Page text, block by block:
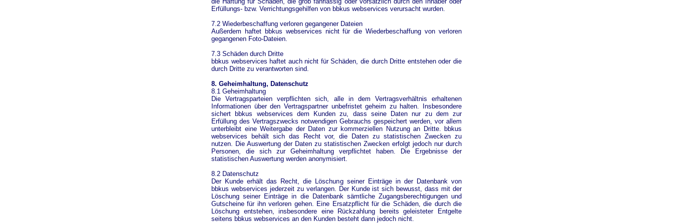
Erfüllungs- bzw. Verrichtungsgehilfen von bbkus webservices verursacht wurden.
7.2 Wiederbeschaffung verloren gegangener Dateien
Außerdem haftet bbkus webservices nicht für die Wiederbeschaffung von verloren
gegangenen Foto-Dateien.
7.3 Schäden durch Dritte
bbkus webservices haftet auch nicht für Schäden, die durch Dritte entstehen oder die
durch Dritte zu verantworten sind.
8. Geheimhaltung, Datenschutz
8.1 Geheimhaltung
Die Vertragsparteien verpflichten sich, alle in dem Vertragsverhältnis erhaltenen
Informationen über den Vertragspartner unbefristet geheim zu halten. Insbesondere
sichert bbkus webservices dem Kunden zu, dass seine Daten nur zu dem zur
Erfüllung des Vertragszwecks notwendigen Gebrauchs gespeichert werden, vor allem
unterbleibt eine Weitergabe der Daten zur kommerziellen Nutzung an Dritte. bbkus
webservices behält sich das Recht vor, die Daten zu statistischen Zwecken zu
nutzen. Die Auswertung der Daten zu statistischen Zwecken erfolgt jedoch nur durch
Personen, die sich zur Geheimhaltung verpflichtet haben. Die Ergebnisse der
statistischen Auswertung werden anonymisiert.
8.2 Datenschutz
Der Kunde erhält das Recht, die Löschung seiner Einträge in der Datenbank von
bbkus webservices jederzeit zu verlangen. Der Kunde ist sich bewusst, dass mit der
Löschung seiner Einträge in die Datenbank sämtliche Zugangsberechtigungen und
Gutscheine für ihn verloren gehen. Eine Ersatzpflicht für die Schäden, die durch die
Löschung entstehen, insbesondere eine Rückzahlung bereits geleisteter Entgelte
seitens bbkus webservices an den Kunden besteht dann jedoch nicht.